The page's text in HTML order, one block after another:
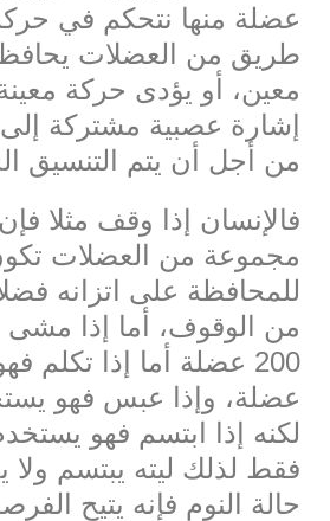
عضلة منها نتحكم في
طريق من العضلات
معين، أو يؤدى حركة
إشارة عصبية مشتركة
من أجل أن يتم التنسيق
فالإنسان إذا وقف مثلا
مجموعة من العضلات
للمحافظة على اتزانه
من الوقوف، أما إذا مشى
فقط لذلك ليته يبتسم